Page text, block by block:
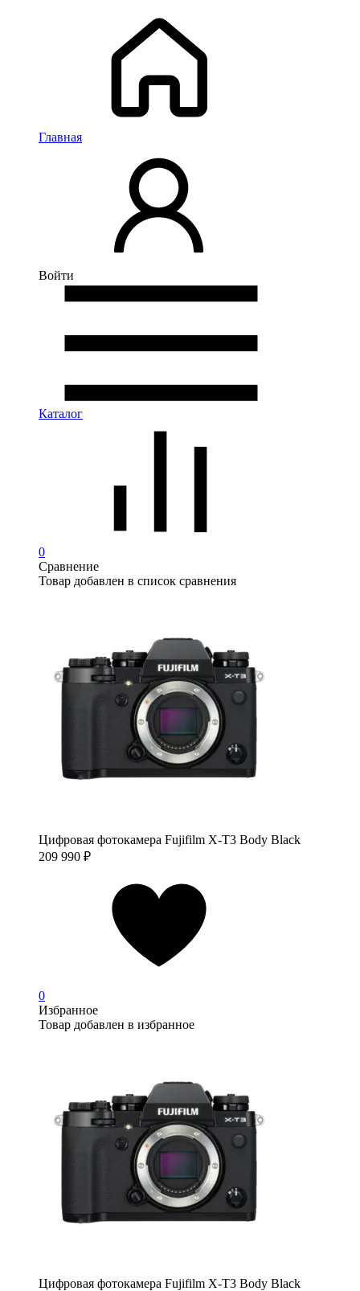
Главная
Войти
Каталог
0
Сравнение
Товар добавлен в список сравнения
Цифровая фотокамера Fujifilm X-T3 Body Black
209 990 ₽
0
Избранное
Товар добавлен в избранное
Цифровая фотокамера Fujifilm X-T3 Body Black